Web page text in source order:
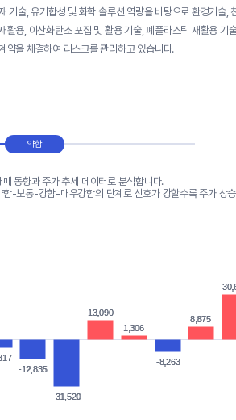
기술, 유기합성 및 화학 솔루션 역량을 바탕으로 환경기술
활용, 이산화탄소 포집 및 활용 기술, 폐플라스틱 재활용
약을 체결하여 리스크를 관리하고 있습니다.
약함
동향과 주가 추세 데이터로 분석합니다.
-보통-강함-매우강함의 단계로 신호가 강할수록 주가 상
-12,835
-12,835
-31,520
-31,520
13,090
13,090
1,306
1,306
-8,263
-8,263
8,875
8,875